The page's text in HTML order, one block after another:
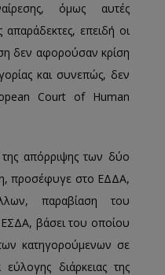
όμως αυτές
επειδή οι
δεν αφορούσαν κρίση
και συνεπώς, δεν
Court of Human
απόρριψης των δύο
προσέφυγε στο ΕΔΔΑ,
παραβίαση του
βάσει του οποίου
κατηγορούμενων σε
διάρκειας της